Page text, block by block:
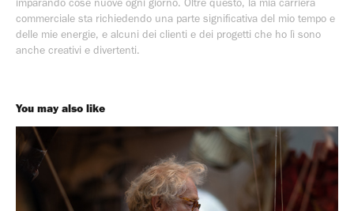
imparando cose nuove ogni giorno. Oltre questo, la mia carriera
commerciale sta richiedendo una parte significativa del mio tempo e
delle mie energie, e alcuni dei clienti e dei progetti che ho lì sono
anche creativi e divertenti.
You may also like